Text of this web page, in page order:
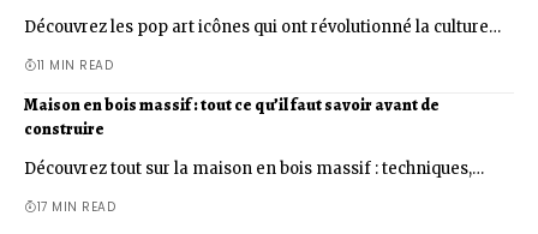
Découvrez les pop art icônes qui ont révolutionné la culture…
11 MIN READ
Maison en bois massif : tout ce qu’il faut savoir avant de
construire
Découvrez tout sur la maison en bois massif : techniques,…
17 MIN READ